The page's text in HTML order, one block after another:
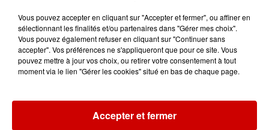
Jeux Voir plus
Vous pouvez accepter en cliquant sur "Accepter et fermer", ou affiner en
sélectionnant les finalités et/ou partenaires dans "Gérer mes choix".
Vous pouvez également refuser en cliquant sur "Continuer sans
accepter". Vos préférences ne s'appliqueront que pour ce site. Vous
pouvez mettre à jour vos choix, ou retirer votre consentement à tout
moment via le lien "Gérer les cookies" situé en bas de chaque page.
Accepter et fermer